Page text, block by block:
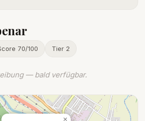
70/100 Tier 2
— bald verfügbar.
×